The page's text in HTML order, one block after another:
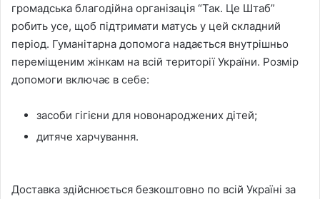
громадська благодійна організація “Так. Це Штаб”
робить усе, щоб підтримати матусь у цей складний
період. Гуманітарна допомога надається внутрішньо
переміщеним жінкам на всій території України. Розмір
допомоги включає в себе:
засоби гігієни для новонароджених дітей;
дитяче харчування.
Доставка здійснюється безкоштовно по всій Україні за